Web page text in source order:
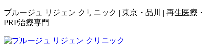
プルージュ リジェン クリニック | 東京・品川 | 再生医療・
PRP治療専門